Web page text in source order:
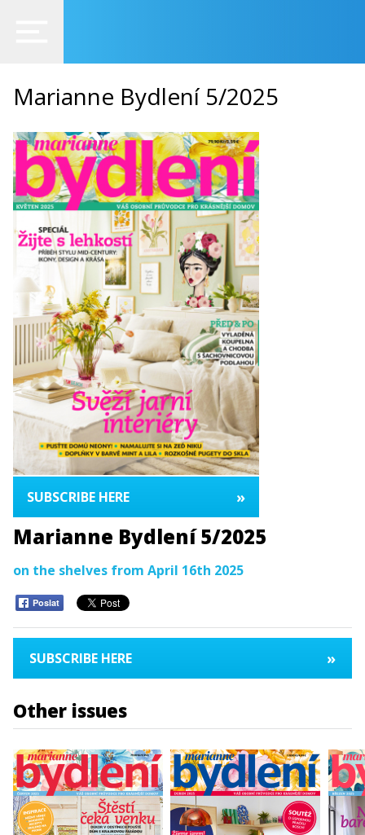
Marianne Bydlení 5/2025
SUBSCRIBE HERE »
Marianne Bydlení 5/2025
on the shelves from April 16th 2025
Poslat
SUBSCRIBE HERE »
Other issues